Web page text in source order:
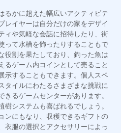
るかに超えた幅広いアクティビテ
レイヤーは自分だけの家をデザイ
ィや気軽な会話に招待したり、街
って水槽を飾ったりすることもで
役割を果たしており、釣った魚は
るゲーム内コインとして売ること
示することもできます。個人スペ
タイルにわたるさまざまな挑戦に
るゲームセンターがあります。
システムも喜ばれるでしょう。
ンにもなり、収穫できるギフトの
衣服の選択とアクセサリーによっ